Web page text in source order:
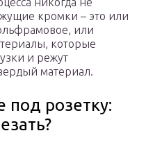
кромки – это или
или
которые
и режут
материал.
под розетку: